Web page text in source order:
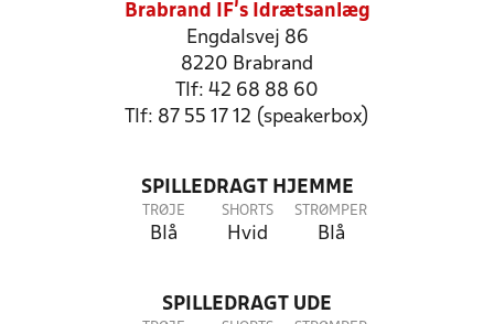
Brabrand IF's Idrætsanlæg
Engdalsvej 86
8220 Brabrand
Tlf: 42 68 88 60
Tlf: 87 55 17 12 (speakerbox)
SPILLEDRAGT HJEMME
TRØJE
Blå
SHORTS
Hvid
STRØMPER
Blå
SPILLEDRAGT UDE